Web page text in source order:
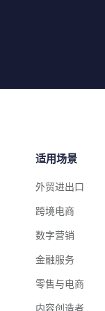
适用场景
外贸进出口
跨境电商
数字营销
金融服务
零售与电商
内容创造者